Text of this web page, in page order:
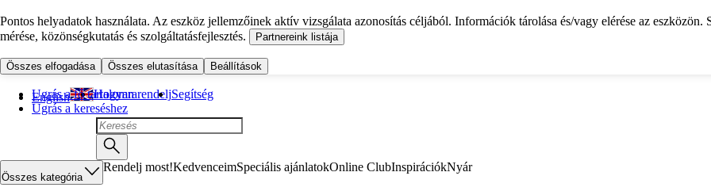
Pontos helyadatok használata. Az eszköz jellemzőinek aktív vizsgálata azonosítás céljából. Információk tárolása és/vagy elérése az eszközön.
mérése, közönségkutatás és szolgáltatásfejlesztés.
Partnereink listája
Összes elfogadása Összes elutasítása Beállítások
Ugrás a fő tartalomra
Ugrás a kereséshez
English Hogyan rendeljSegítség
Összes kategória
Rendelj most!KedvenceimSpeciális ajánlatokOnline ClubInspirációkNyár